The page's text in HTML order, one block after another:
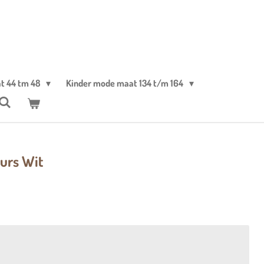
44 tm 48 Kinder mode maat 134 t/m 164
Wit